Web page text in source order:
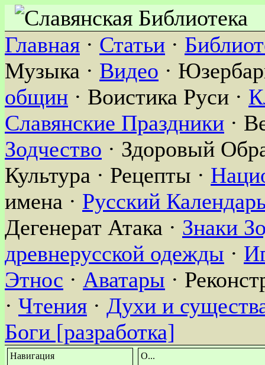
Главная · Статьи ·
Музыка · Видео ·
общин · Воистика Руси ·
Славянские Праздники ·
Зодчество · Здоровый
Культура · Рецепты ·
имена · Русский
Дегенерат Атака · Знаки
древнерусской одежды ·
Этнос · Аватары ·
· Чтения · Духи и
Боги [разработка]
Навигация
О...